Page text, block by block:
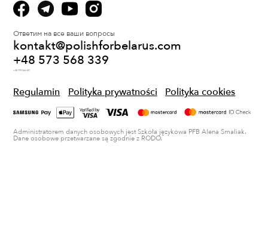
Ответим на все ваши вопросы
kontakt@polishforbelarus.com
+48 573 568 339
+48 799 066 447
Regulamin Polityka prywatności Polityka cookies
Administratorem danych osobowych jest Szkoła językowa PFB Alena Smaliak.
Dane osobowe przetwarzane są zgodnie z RODO.